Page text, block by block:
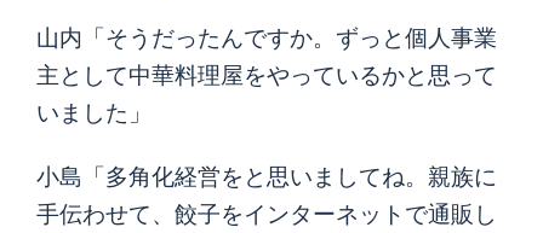
山内「そうだったんですか。ずっと個人事業
主として中華料理屋をやっているかと思って
いました」
小島「多角化経営をと思いましてね。親族に
手伝わせて、餃子をインターネットで通販し